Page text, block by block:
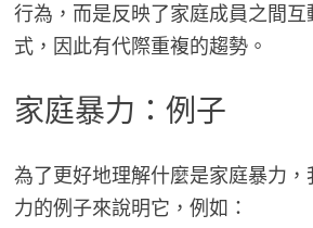
行為，而是反映了家庭成員之間
式，因此有代際重複的趨勢。
家庭暴力：例子
為了更好地理解什麼是家庭暴力
力的例子來說明它，例如：